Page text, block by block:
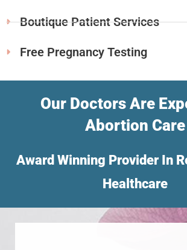
Boutique Patient Services
Free Pregnancy Testing
Our Doctors Are
Abortion Care
Award Winning Provider In
Healthcare